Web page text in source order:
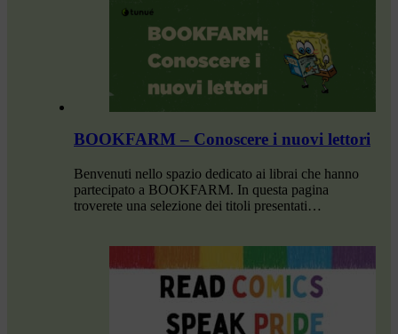
BOOKFARM – Conoscere i nuovi lettori
Benvenuti nello spazio dedicato ai librai che hanno
partecipato a BOOKFARM. In questa pagina
troverete una selezione dei titoli presentati…